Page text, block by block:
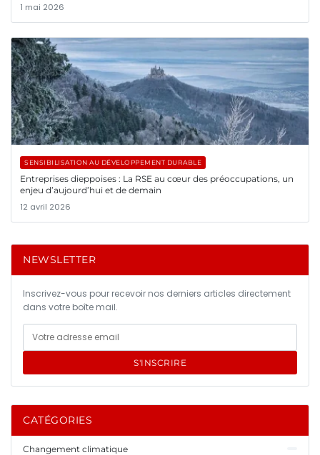
1 mai 2026
SENSIBILISATION AU DÉVELOPPEMENT DURABLE
Entreprises dieppoises : La RSE au cœur des préoccupations, un
enjeu d’aujourd’hui et de demain
12 avril 2026
NEWSLETTER
Inscrivez-vous pour recevoir nos derniers articles directement
dans votre boîte mail.
S'INSCRIRE
CATÉGORIES
Changement climatique